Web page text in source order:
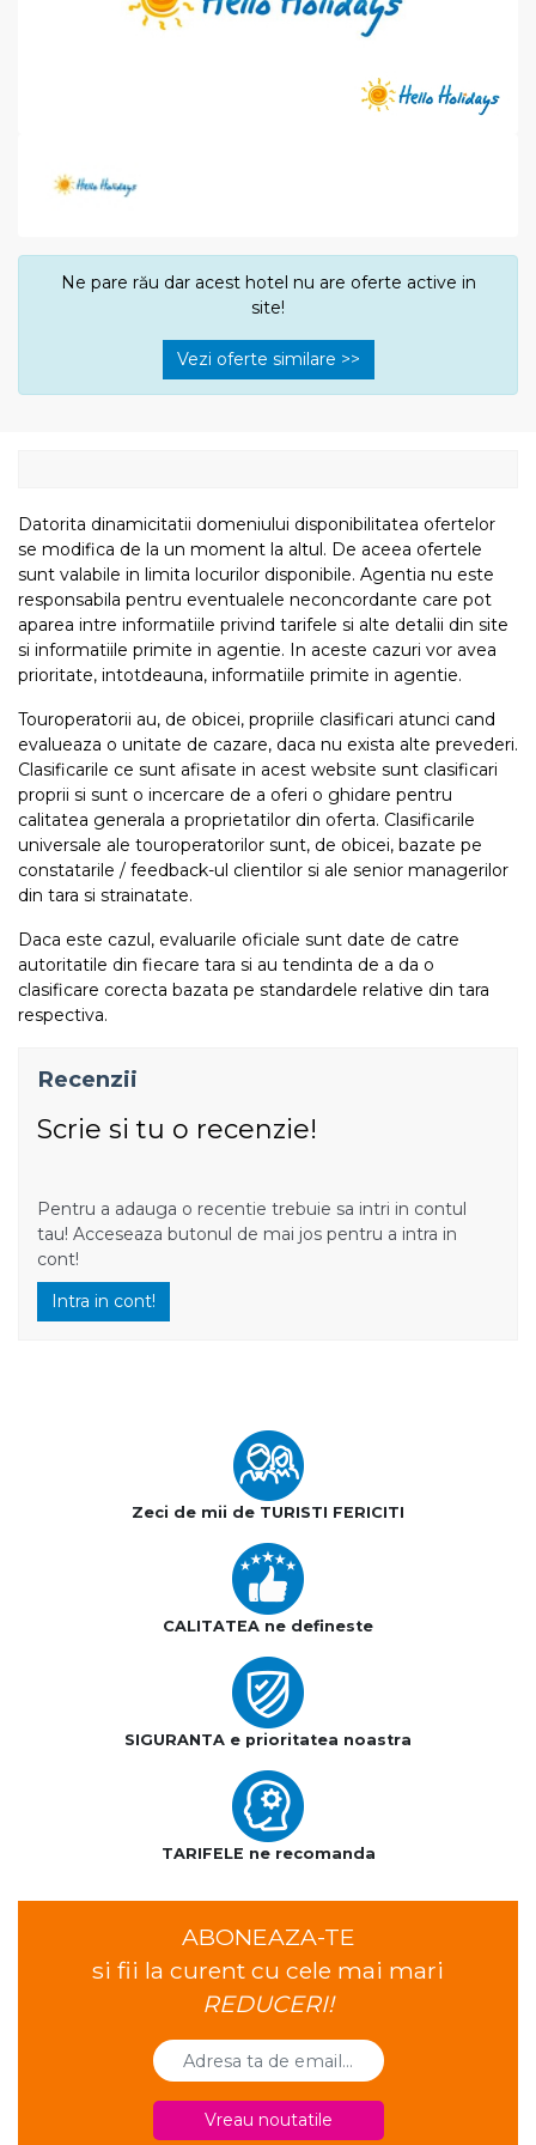
Ne pare rău dar acest hotel nu are oferte active in
site!
Vezi oferte similare >>
Datorita dinamicitatii domeniului disponibilitatea ofertelor
se modifica de la un moment la altul. De aceea ofertele
sunt valabile in limita locurilor disponibile. Agentia nu este
responsabila pentru eventualele neconcordante care pot
aparea intre informatiile privind tarifele si alte detalii din site
si informatiile primite in agentie. In aceste cazuri vor avea
prioritate, intotdeauna, informatiile primite in agentie.
Touroperatorii au, de obicei, propriile clasificari atunci cand
evalueaza o unitate de cazare, daca nu exista alte prevederi.
Clasificarile ce sunt afisate in acest website sunt clasificari
proprii si sunt o incercare de a oferi o ghidare pentru
calitatea generala a proprietatilor din oferta. Clasificarile
universale ale touroperatorilor sunt, de obicei, bazate pe
constatarile / feedback-ul clientilor si ale senior managerilor
din tara si strainatate.
Daca este cazul, evaluarile oficiale sunt date de catre
autoritatile din fiecare tara si au tendinta de a da o
clasificare corecta bazata pe standardele relative din tara
respectiva.
Recenzii
Scrie si tu o recenzie!
Pentru a adauga o recentie trebuie sa intri in contul
tau! Acceseaza butonul de mai jos pentru a intra in
cont!
Intra in cont!
Zeci de mii de TURISTI FERICITI
CALITATEA ne defineste
SIGURANTA e prioritatea noastra
TARIFELE ne recomanda
ABONEAZA-TE
si fii la curent cu cele mai mari
REDUCERI!
Vreau noutatile